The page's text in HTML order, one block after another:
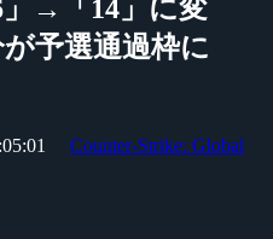
」→「14」に変
予選通過枠に
Counter-Strike: Global